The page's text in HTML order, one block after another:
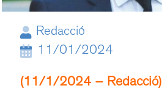
Redacció
11/01/2024
(11/1/2024 – Redacció)